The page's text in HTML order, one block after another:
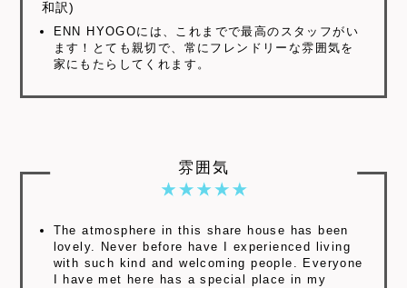
和訳)
ENN HYOGOには、これまでで最高のスタッフがい
ます！とても親切で、常にフレンドリーな雰囲気を
家にもたらしてくれます。
雰囲気
The atmosphere in this share house has been
lovely. Never before have I experienced living
with such kind and welcoming people. Everyone
I have met here has a special place in my